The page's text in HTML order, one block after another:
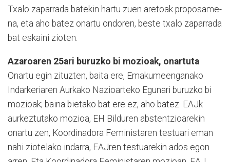
Txalo zaparrada batekin har­tu zuen aretoak propo­sa­me­
na, eta aho batez onartu ondoren, beste txalo zaparrada
bat eskaini zioten.
Azaroaren 25ari buruzko bi mozioak, onartuta
Onartu egin zituzten, baita ere, Emakumeenganako
Indar­keri­a­ren Aurkako Nazioarteko Egu­nari buruzko bi
mozioak; baina bietako bat ere ez, aho batez. EAJk
aurkeztutako mozioa, EH Bilduren abstentzioarekin
onar­tu zen, Koordinadora Feminis­ta­ren testuari eman
nahi zio­te­lako indarra, EAJren testu­a­re­kin ados egon